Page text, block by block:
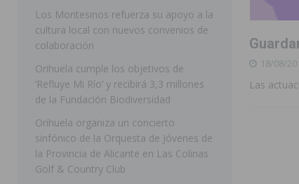
ORIHUELA
[ 07/08/2026 ] La Generalitat impulsa el
Benferri ya se prepara para dar
[ 07/08/2026 ] Bigastro se viste de gala para la
[ 09/08/2026 ] Bigastro da el pistoletazo de salida
BIGASTRO
[ 08/08/2026 ] Controlado un incendio en la
SEGURA
18/08/
Las
Los Montesinos refuerza su apoyo a la
cultura local con nuevos convenios de
colaboración
Orihuela cumple los objetivos de
‘Refluye Mi Río’ y recibirá 3,3 millones
de la Fundación Biodiversidad
Orihuela organiza un concierto
sinfónico de la Orquesta de Jóvenes de
la Provincia de Alicante en Las Colinas
Golf & Country Club